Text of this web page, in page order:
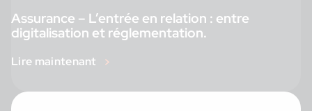
Assurance – L’entrée en relation : entre
digitalisation et réglementation.
Lire maintenant